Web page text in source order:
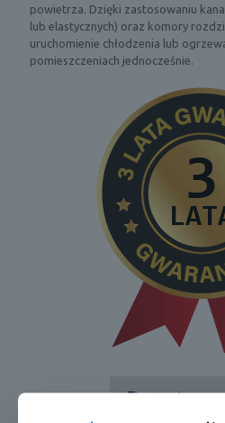
powietrza. Dzięki zastosowaniu
lub elastycznych) oraz komory
uruchomienie chłodzenia lub
pomieszczeniach jednocześnie.
Pełna karta